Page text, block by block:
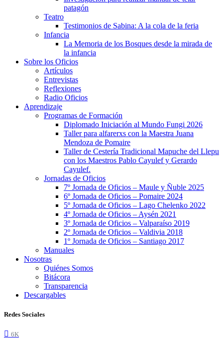
patagón
Teatro
Testimonios de Sabina: A la cola de la feria
Infancia
La Memoria de los Bosques desde la mirada de
la infancia
Sobre los Oficios
Artículos
Entrevistas
Reflexiones
Radio Oficios
Aprendizaje
Programas de Formación
Diplomado Iniciación al Mundo Fungi 2026
Taller para alfarerxs con la Maestra Juana
Mendoza de Pomaire
Taller de Cestería Tradicional Mapuche del Llepu
con los Maestros Pablo Cayulef y Gerardo
Cayulef.
Jornadas de Oficios
7º Jornada de Oficios – Maule y Ñuble 2025
6º Jornada de Oficios – Pomaire 2024
5º Jornada de Oficios – Lago Chelenko 2022
4º Jornada de Oficios – Aysén 2021
3º Jornada de Oficios – Valparaíso 2019
2º Jornada de Oficios – Valdivia 2018
1º Jornada de Oficios – Santiago 2017
Manuales
Nosotras
Quiénes Somos
Bitácora
Transparencia
Descargables
Redes Sociales
6K